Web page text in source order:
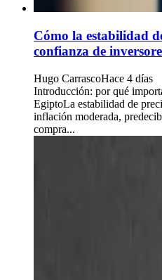
Cómo la estabilidad
confianza de
Hugo CarrascoHace 4 días
Introducción: por qué
EgiptoLa estabilidad de
inflación moderada,
compra...